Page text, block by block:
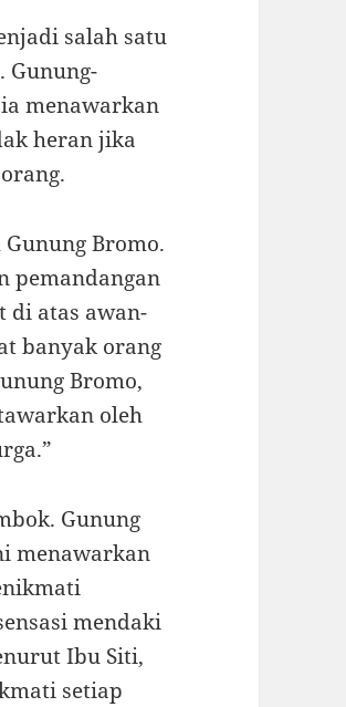
salah satu
Gunung-
menawarkan
heran jika
Bromo.
pemandangan
di atas awan-
banyak orang
Bromo,
oleh
Gunung
menawarkan
mendaki
Ibu Siti,
setiap